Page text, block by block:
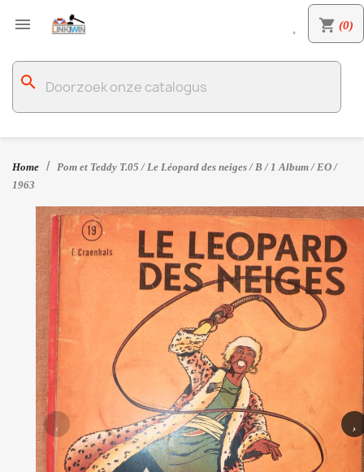
 shopping_cart (0)

search
Home
Pom et Teddy T.05 / Le Léopard des neiges / B / 1 Album / EO /
1963
‹ ›